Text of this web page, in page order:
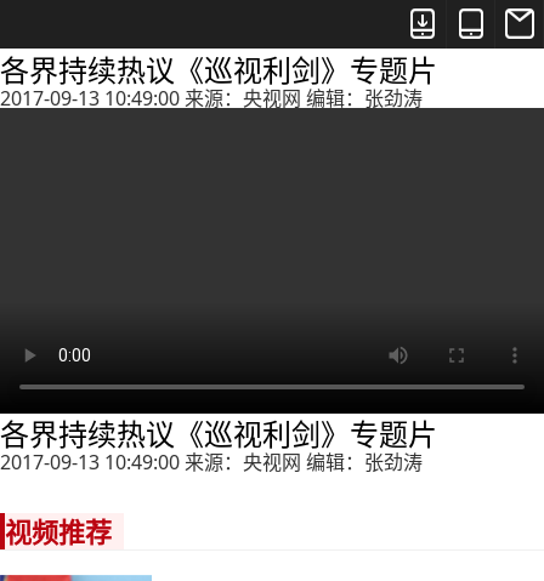



各界持续热议《巡视利剑》专题片
2017-09-13 10:49:00 来源：央视网 编辑：张劲涛
各界持续热议《巡视利剑》专题片
2017-09-13 10:49:00 来源：央视网 编辑：张劲涛
视频推荐